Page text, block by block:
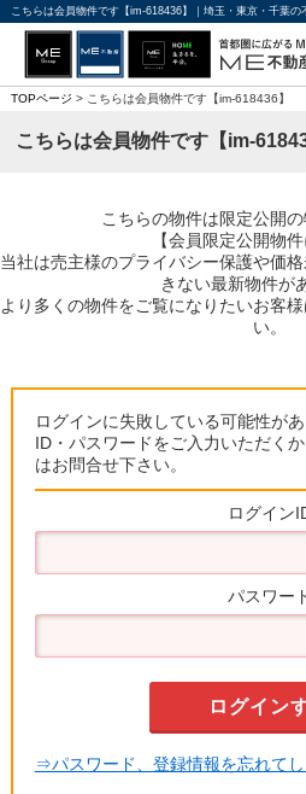
こちらは会員物件です【im-618436】｜埼玉・東京・千葉
TOPページ > こちらは会員物件です【im-618436】
こちらは会員物件です【im-
こちらの物件は限定公開の
【会員限定公開物件
当社は売主様のプライバシー保護や価
きない最新物件が
より多くの物件をご覧になりたいお客
い。
ログインに失敗している可能性が
ID・パスワードをご入力いただく
はお問合せ下さい。
ログイン
パスワー
⇒パスワード、登録情報を忘れて